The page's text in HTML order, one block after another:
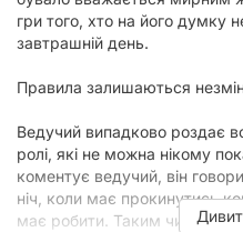
гри того, хто на його думку
завтрашній день.
Правила залишаються
Ведучий випадково роздає
ролі, які не можна нікому
коментує ведучий, він
ніч, коли має прокинутись
має робити. Таким чином,